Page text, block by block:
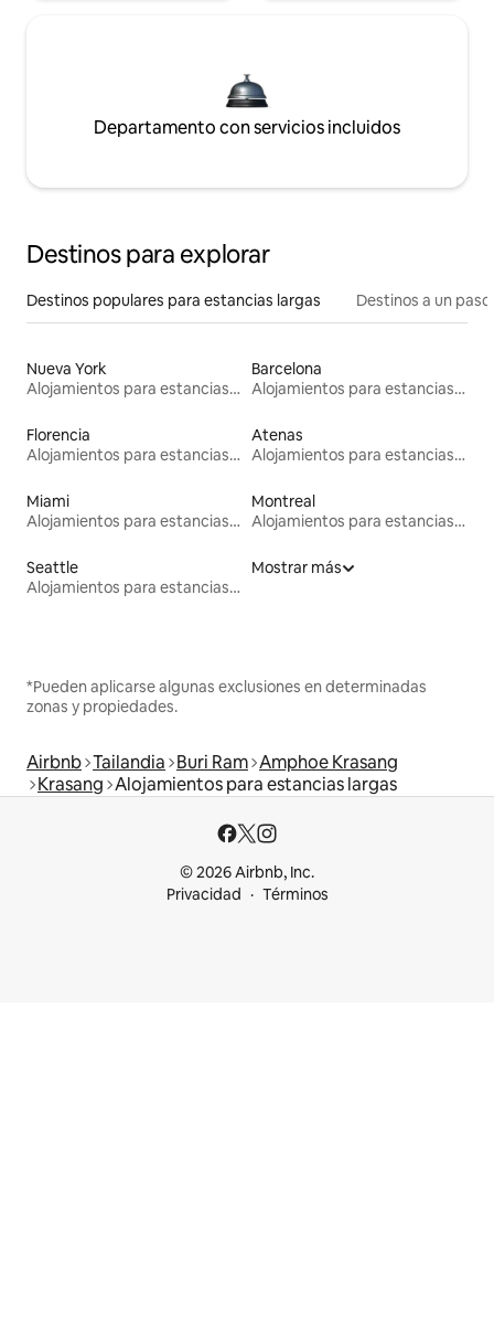
Departamento con servicios incluidos
Destinos para explorar
Destinos populares para estancias largas Destinos a un
Nueva York
Alojamientos para estancias largas
Barcelona
Alojamientos para estancias largas
Florencia
Alojamientos para estancias largas
Atenas
Alojamientos para estancias largas
Miami
Alojamientos para estancias largas
Montreal
Alojamientos para estancias largas
Seattle
Alojamientos para estancias largas
Mostrar más
*Pueden aplicarse algunas exclusiones en determinadas
zonas y propiedades.
Airbnb Tailandia Buri Ram Amphoe Krasang
Krasang Alojamientos para estancias largas
© 2026 Airbnb, Inc.
Privacidad
Términos